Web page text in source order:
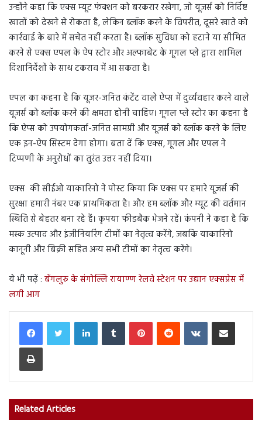
उन्होंने कहा कि एक्स म्यूट फंक्शन को बरकरार रखेगा, जो यूजर्स को निर्दिष्ट
खातों को देखने से रोकता है, लेकिन ब्लॉक करने के विपरीत, दूसरे खाते को
कार्रवाई के बारे में सचेत नहीं करता है। ब्लॉक सुविधा को हटाने या सीमित
करने से एक्स एपल के ऐप स्टोर और अल्फाबेट के गूगल प्ले द्वारा शामिल
दिशानिर्देशों के साथ टकराव में आ सकता है।
एपल का कहना है कि यूजर-जनित कंटेंट वाले ऐप्स में दुर्व्यवहार करने वाले
यूजर्स को ब्लॉक करने की क्षमता होनी चाहिए। गूगल प्ले स्टोर का कहना है
कि ऐप्स को उपयोगकर्ता-जनित सामग्री और यूजर्स को ब्लॉक करने के लिए
एक इन-ऐप सिस्टम देगा होगा। बता दें कि एक्स, गूगल और एपल ने
टिप्पणी के अनुरोधों का तुरंत उत्तर नहीं दिया।
एक्स की सीईओ याकारिनो ने पोस्ट किया कि एक्स पर हमारे यूजर्स की
सुरक्षा हमारी नंबर एक प्राथमिकता है। और हम ब्लॉक और म्यूट की वर्तमान
स्थिति से बेहतर बना रहे हैं। कृपया फीडबैक भेजने रहें। कंपनी ने कहा है कि
मस्क उत्पाद और इंजीनियरिंग टीमों का नेतृत्व करेंगे, जबकि याकारिनो
कानूनी और बिक्री सहित अन्य सभी टीमों का नेतृत्व करेंगे।
ये भी पढ़ें : बेंगलुरु के संगोल्लि रायाण्ण रेलवे स्टेशन पर उद्यान एक्सप्रेस में
लगी आग
LinkedInTumblr PinterestReddit VKontakteShare via Email
Print
Related Articles